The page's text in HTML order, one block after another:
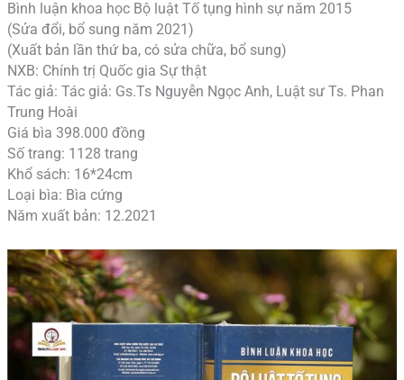
Bình luận khoa học Bộ luật Tố tụng hình sự năm 2015
(Sửa đổi, bổ sung năm 2021)
(Xuất bản lần thứ ba, có sửa chữa, bổ sung)
NXB: Chính trị Quốc gia Sự thật
Tác giả: Tác giả: Gs.Ts Nguyễn Ngọc Anh, Luật sư Ts. Phan
Trung Hoài
Giá bìa 398.000 đồng
Số trang: 1128 trang
Khổ sách: 16*24cm
Loại bìa: Bìa cứng
Năm xuất bản: 12.2021